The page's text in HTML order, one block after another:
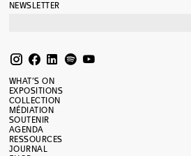
NEWSLETTER
WHAT’S ON
EXPOSITIONS
COLLECTION
MÉDIATION
SOUTENIR
AGENDA
RESSOURCES
JOURNAL